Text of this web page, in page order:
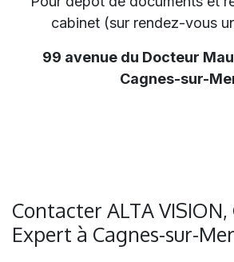
cabinet (sur rendez-vous
99 avenue du Docteur
Cagnes-sur-
Contacter ALTA
Expert à Cagnes-sur-Mer